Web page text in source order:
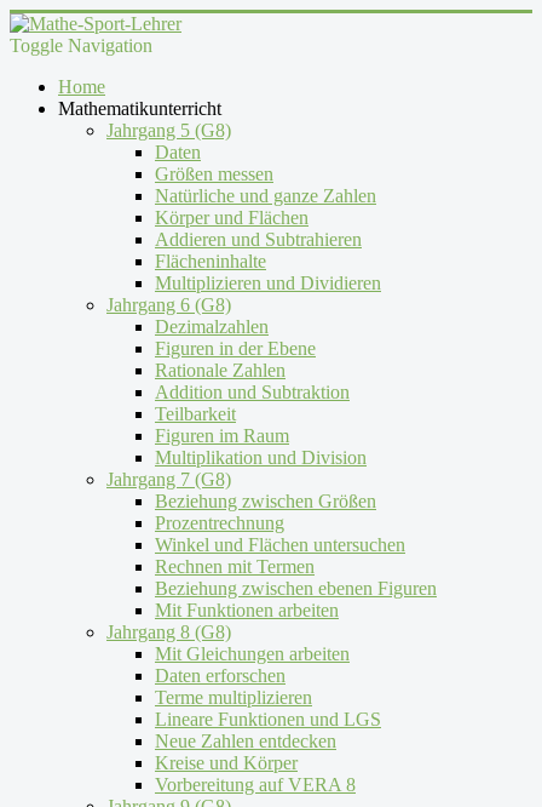
Toggle Navigation
Home
Mathematikunterricht
Jahrgang 5 (G8)
Daten
Größen messen
Natürliche und ganze Zahlen
Körper und Flächen
Addieren und Subtrahieren
Flächeninhalte
Multiplizieren und Dividieren
Jahrgang 6 (G8)
Dezimalzahlen
Figuren in der Ebene
Rationale Zahlen
Addition und Subtraktion
Teilbarkeit
Figuren im Raum
Multiplikation und Division
Jahrgang 7 (G8)
Beziehung zwischen Größen
Prozentrechnung
Winkel und Flächen untersuchen
Rechnen mit Termen
Beziehung zwischen ebenen Figuren
Mit Funktionen arbeiten
Jahrgang 8 (G8)
Mit Gleichungen arbeiten
Daten erforschen
Terme multiplizieren
Lineare Funktionen und LGS
Neue Zahlen entdecken
Kreise und Körper
Vorbereitung auf VERA 8